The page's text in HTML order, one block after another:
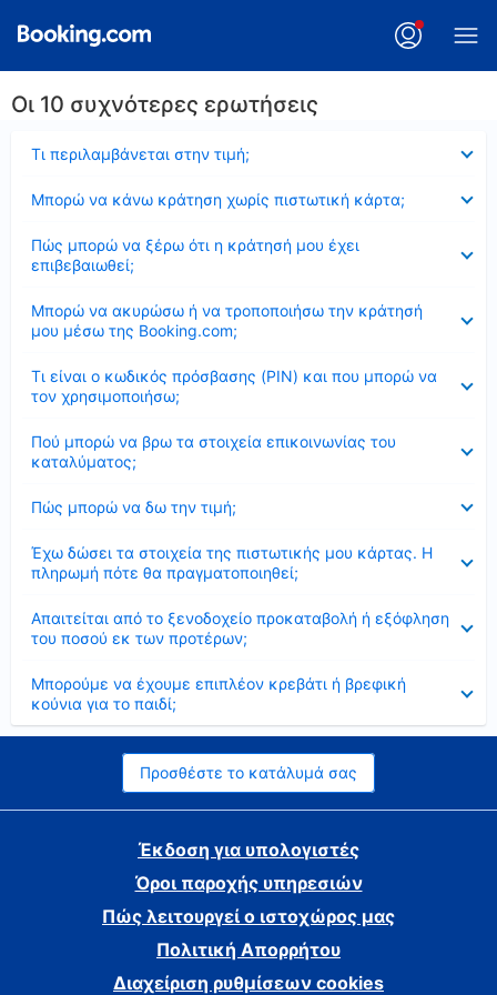
Οι 10 συχνότερες ερωτήσεις
Τι περιλαμβάνεται στην τιμή;
Μπορώ να κάνω κράτηση χωρίς πιστωτική κάρτα;
Πώς μπορώ να ξέρω ότι η κράτησή μου έχει
επιβεβαιωθεί;
Μπορώ να ακυρώσω ή να τροποποιήσω την κράτησή
μου μέσω της Booking.com;
Τι είναι ο κωδικός πρόσβασης (PIN) και που μπορώ να
τον χρησιμοποιήσω;
Πού μπορώ να βρω τα στοιχεία επικοινωνίας του
καταλύματος;
Πώς μπορώ να δω την τιμή;
Έχω δώσει τα στοιχεία της πιστωτικής μου κάρτας. Η
πληρωμή πότε θα πραγματοποιηθεί;
Απαιτείται από το ξενοδοχείο προκαταβολή ή εξόφληση
του ποσού εκ των προτέρων;
Μπορούμε να έχουμε επιπλέον κρεβάτι ή βρεφική
κούνια για το παιδί;
Προσθέστε το κατάλυμά σας
Έκδοση για υπολογιστές
Όροι παροχής υπηρεσιών
Πώς λειτουργεί ο ιστοχώρος μας
Πολιτική Απορρήτου
Διαχείριση ρυθμίσεων cookies